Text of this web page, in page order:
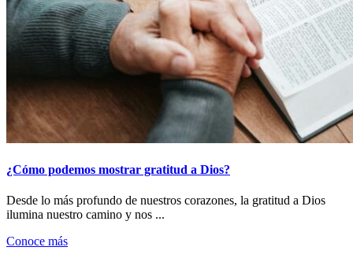
¿Cómo podemos mostrar gratitud a Dios?
Desde lo más profundo de nuestros corazones, la gratitud a Dios
ilumina nuestro camino y nos ...
Conoce más